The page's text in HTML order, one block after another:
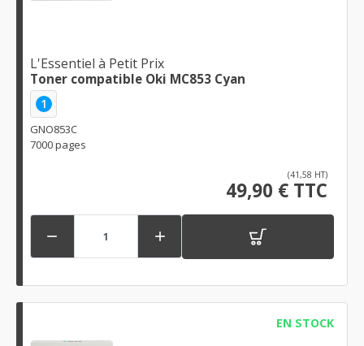
L'Essentiel à Petit Prix
Toner compatible Oki MC853 Cyan
1
GNO853C
7000 pages
(41,58 HT)
49,90 € TTC
 
EN STOCK